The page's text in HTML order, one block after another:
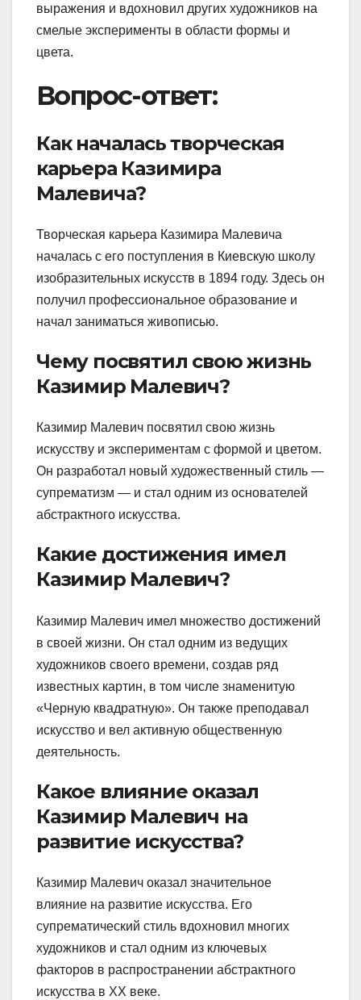
выражения и вдохновил других художников на
смелые эксперименты в области формы и
цвета.
Вопрос-ответ:
Как началась творческая
карьера Казимира
Малевича?
Творческая карьера Казимира Малевича
началась с его поступления в Киевскую школу
изобразительных искусств в 1894 году. Здесь он
получил профессиональное образование и
начал заниматься живописью.
Чему посвятил свою жизнь
Казимир Малевич?
Казимир Малевич посвятил свою жизнь
искусству и экспериментам с формой и цветом.
Он разработал новый художественный стиль —
супрематизм — и стал одним из основателей
абстрактного искусства.
Какие достижения имел
Казимир Малевич?
Казимир Малевич имел множество достижений
в своей жизни. Он стал одним из ведущих
художников своего времени, создав ряд
известных картин, в том числе знаменитую
«Черную квадратную». Он также преподавал
искусство и вел активную общественную
деятельность.
Какое влияние оказал
Казимир Малевич на
развитие искусства?
Казимир Малевич оказал значительное
влияние на развитие искусства. Его
супрематический стиль вдохновил многих
художников и стал одним из ключевых
факторов в распространении абстрактного
искусства в XX веке.